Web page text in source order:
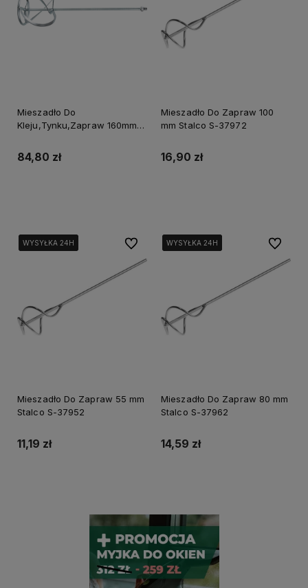
Mieszadło Do
Kleju,Tynku,Zapraw 160mm
73821
84,80 zł
Mieszadło Do Zapraw 100
mm Stalco S-37972
16,90 zł
WYSYŁKA 24H
WYSYŁKA 24H
WYSYŁKA 24H
Mieszadło Do Zapraw 55 mm
Stalco S-37952
11,19 zł
Do ulubionychWYSYŁKA 24H
WYSYŁKA 24H
WYSYŁKA 24H
Mieszadło Do Zapraw 80 mm
Stalco S-37962
14,59 zł
Do